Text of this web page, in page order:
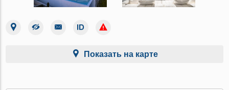
Показать на карте